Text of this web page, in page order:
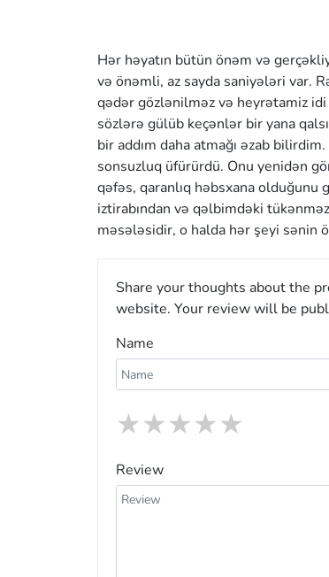
Hər həyatın bütün önəm və
və önəmli, az sayda saniyələri var.
qədər gözlənilməz və heyrətamiz
sözlərə gülüb keçənlər bir yana
bir addım daha atmağı əzab
sonsuzluq üfürürdü. Onu yenidən
qəfəs, qaranlıq həbsxana olduğunu
iztirabından və qəlbimdəki
məsələsidir, o halda hər şeyi sənin
Share your thoughts about the
website. Your review will be
Name
★
★
★
★
★
Review